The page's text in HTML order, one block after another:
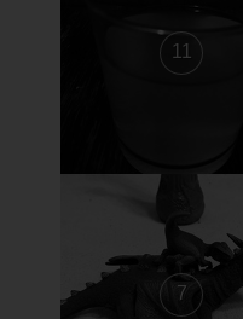
11
7